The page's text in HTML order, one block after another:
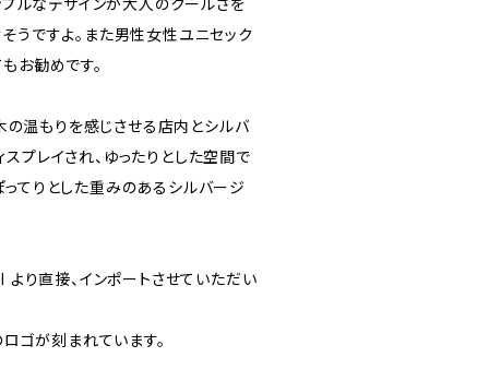
ルなデザインが大人のクールさを
うですよ。また男性女性ユニセック
お勧めです。
温もりを感じさせる店内とシルバ
プレイされ、ゆったりとした空間で
てりとした重みのあるシルバージ
り直接、インポートさせていただい
ゴが刻まれています。